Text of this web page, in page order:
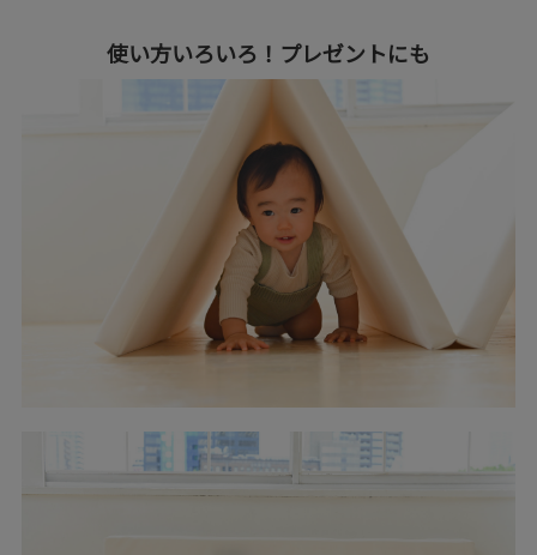
使い方いろいろ！プレゼントにも